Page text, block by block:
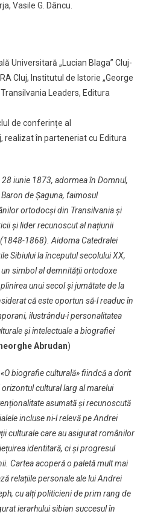
Vasile G. Dâncu.
Universitară „Lucian Blaga” Cluj-
Cluj, Institutul de Istorie „George
Leaders, Editura
de conferințe al
realizat în parteneriat cu Editura
iunie 1873, adormea în Domnul,
de Șaguna, faimosul
ortodocși din Transilvania și
și lider recunoscut al națiunii
1868). Aidoma Catedralei
Sibiului la începutul secolului XX,
simbol al demnității ortodoxe
unui secol și jumătate de la
că este oportun să-l readuc în
ilustrându-i per­so­nalitatea
și intelectuale a biografiei
Abrudan)
biografie culturală» fiindcă a dorit
cultural larg al marelui
asumată și recunoscută
incluse ni-l relevă pe Andrei
culturale care au asigurat românilor
identitară, ci și progresul
Cartea acoperă o paletă mult mai
relațiile personale ale lui Andrei
cu alți politicieni de prim rang de
ierarhului sibian succesul în